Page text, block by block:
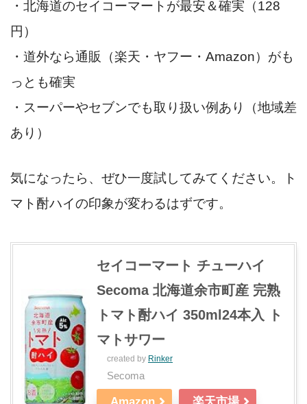
・北海道のセイコーマートが最安＆確実（128
円）
・道外なら通販（楽天・ヤフー・Amazon）がも
っとも確実
・スーパーやセブンでも取り扱い例あり（地域差
あり）
気になったら、ぜひ一度試してみてください。ト
マト酎ハイの印象が変わるはずです。
セイコーマート チューハイ
Secoma 北海道余市町産 完熟
トマト酎ハイ 350ml24本入 ト
マトサワー
created by Rinker
Secoma